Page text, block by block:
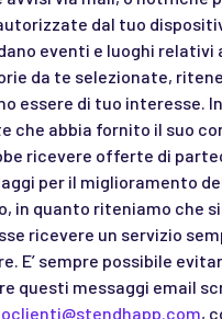
dal tuo
eventi e luoghi relativi
da te selezionate,
essere di tuo interesse.
che abbia fornito il suo
ricevere offerte di
per il miglioramento
in quanto riteniamo che
ricevere un servizio
E’ sempre possibile
questi messaggi email
,